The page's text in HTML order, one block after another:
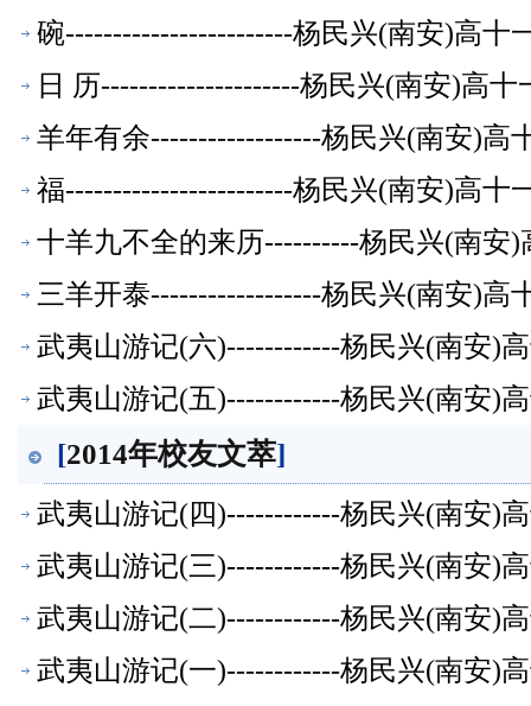
碗------------------------杨民兴(南安)高十
日 历---------------------杨民兴(南安)高十
羊年有余------------------杨民兴(南安)高
福------------------------杨民兴(南安)高十
十羊九不全的来历----------杨民兴(南安
三羊开泰------------------杨民兴(南安)高
武夷山游记(六)------------杨民兴(南安)
武夷山游记(五)------------杨民兴(南安)
[2014年校友文萃]
武夷山游记(四)------------杨民兴(南安)
武夷山游记(三)------------杨民兴(南安)
武夷山游记(二)------------杨民兴(南安)
武夷山游记(一)------------杨民兴(南安)